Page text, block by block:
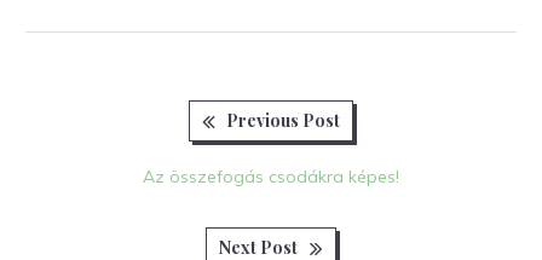
Previous Post
Az összefogás csodákra képes!
Next Post